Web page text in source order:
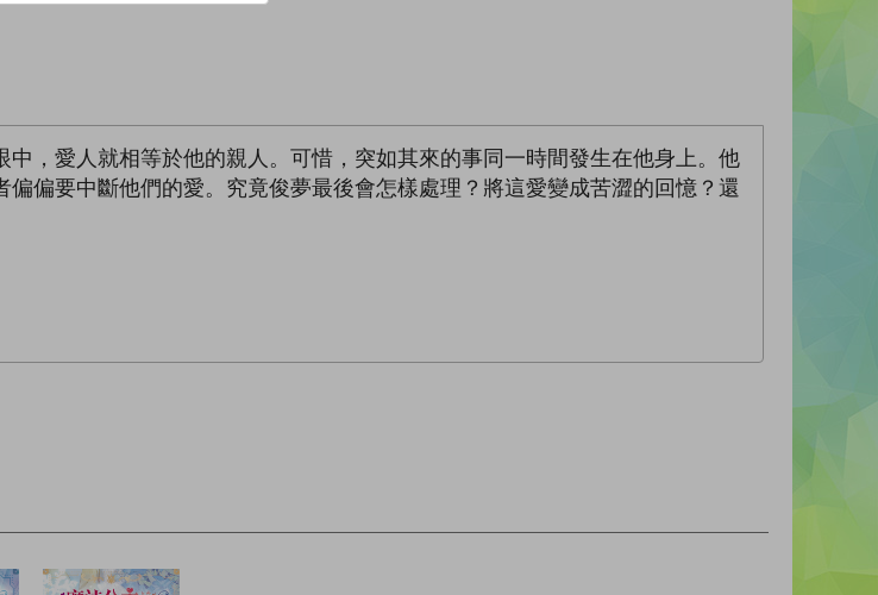
，愛人就相等於他的親人。可惜，突如其來的事同一時間發生在他身上。他
偏要中斷他們的愛。究竟俊夢最後會怎樣處理？將這愛變成苦澀的回憶？還